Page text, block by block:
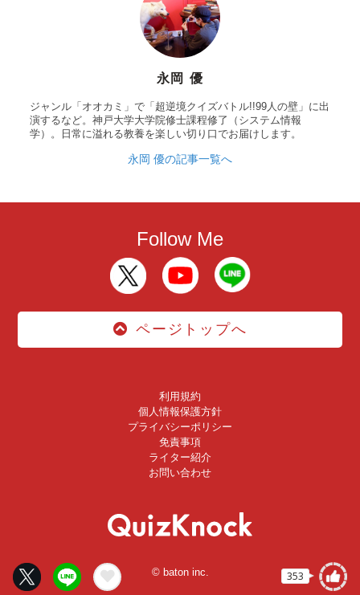
353
永岡 優
ジャンル「オオカミ」で「超逆境クイズバトル!!99人の壁」に出
演するなど。神戸大学大学院修士課程修了（システム情報
学）。日常に溢れる教養を楽しい切り口でお届けします。
永岡 優の記事一覧へ
Follow Me
ページトップへ
利用規約
個人情報保護方針
プライバシーポリシー
免責事項
ライター紹介
お問い合わせ
© baton inc.